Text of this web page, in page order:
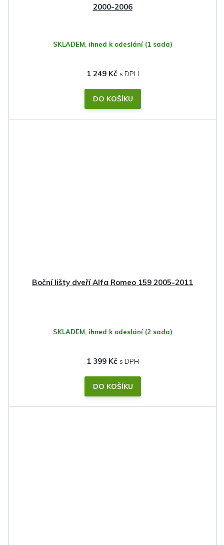
2000-2006
SKLADEM, ihned k odeslání (1 sada)
1 249 Kč
DO KOŠÍKU
Boční lišty dveří Alfa Romeo 159 2005-2011
SKLADEM, ihned k odeslání (2 sada)
1 399 Kč
DO KOŠÍKU